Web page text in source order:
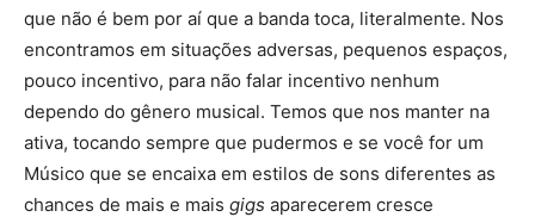
que não é bem por aí que a banda toca, literalmente. Nos
encontramos em situações adversas, pequenos espaços,
pouco incentivo, para não falar incentivo nenhum
dependo do gênero musical. Temos que nos manter na
ativa, tocando sempre que pudermos e se você for um
Músico que se encaixa em estilos de sons diferentes as
chances de mais e mais gigs aparecerem cresce